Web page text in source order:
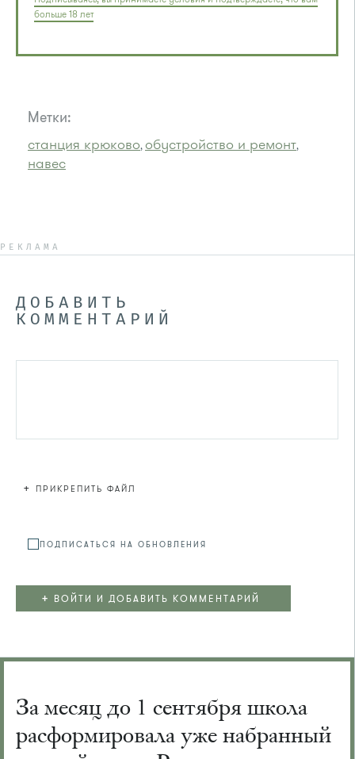
больше 18 лет
Метки:
станция крюково,обустройство и ремонт,
навес
РЕКЛАМА
ДОБАВИТЬ
КОММЕНТАРИЙ
+ ПРИКРЕПИТЬ ФАЙЛ
ПОДПИСАТЬСЯ НА ОБНОВЛЕНИЯ
+ ВОЙТИ И ДОБАВИТЬ КОММЕНТАРИЙ
За месяц до 1 сентября школа
расформировала уже набранный